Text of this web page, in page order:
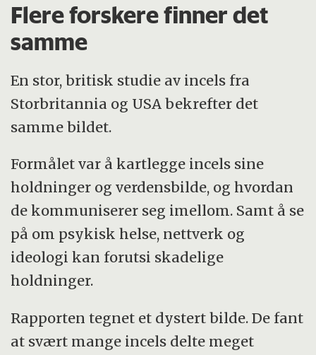
Flere forskere finner det
samme
En stor, britisk studie av incels fra
Storbritannia og USA bekrefter det
samme bildet.
Formålet var å kartlegge incels sine
holdninger og verdensbilde, og hvordan
de kommuniserer seg imellom. Samt å se
på om psykisk helse, nettverk og
ideologi kan forutsi skadelige
holdninger.
Rapporten tegnet et dystert bilde. De fant
at svært mange incels delte meget